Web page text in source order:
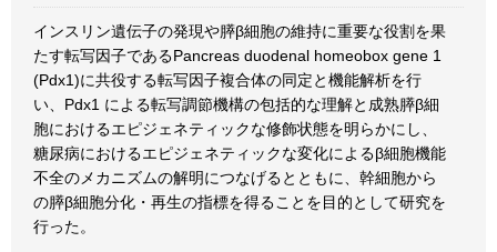
インスリン遺伝子の発現や膵β細胞の維持に重要な役割を果
たす転写因子であるPancreas duodenal homeobox gene 1
(Pdx1)に共役する転写因子複合体の同定と機能解析を行
い、Pdx1 による転写調節機構の包括的な理解と成熟膵β細
胞におけるエピジェネティックな修飾状態を明らかにし、
糖尿病におけるエピジェネティックな変化によるβ細胞機能
不全のメカニズムの解明につなげるとともに、幹細胞から
の膵β細胞分化・再生の指標を得ることを目的として研究を
行った。